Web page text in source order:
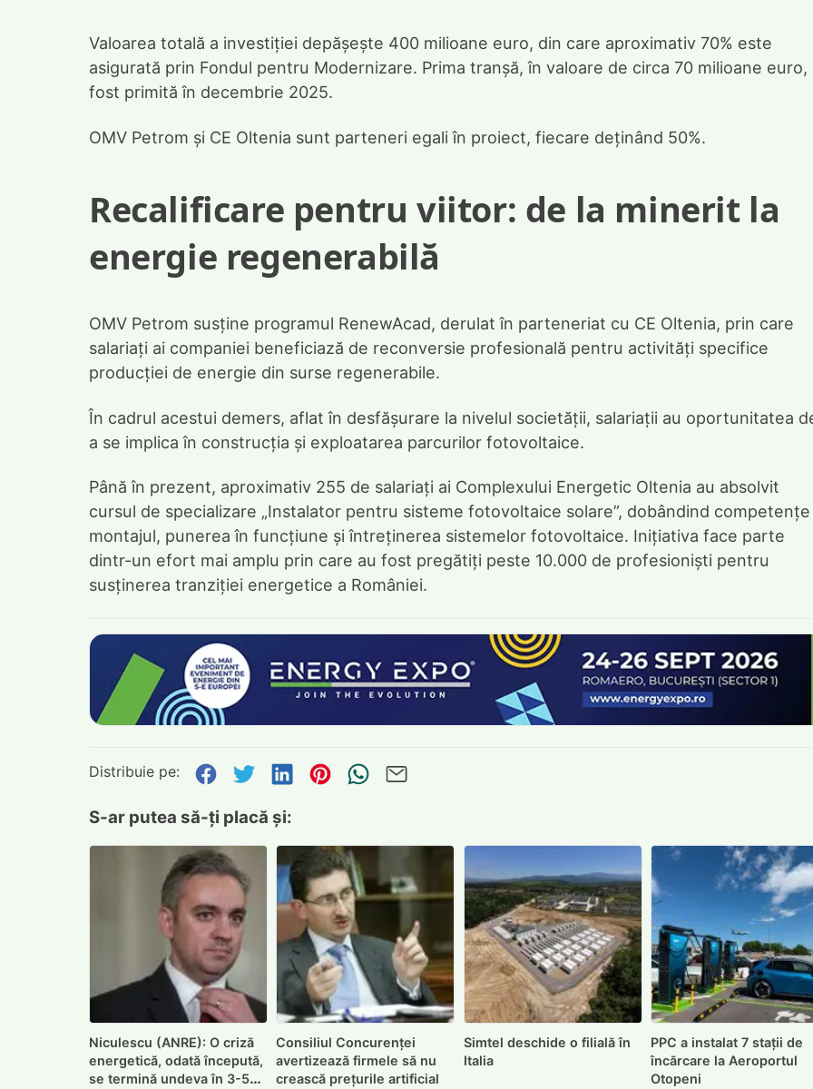
Valoarea totală a investiției depășește 400 milioane euro, din care aproximativ 70% este
asigurată prin Fondul pentru Modernizare. Prima tranșă, în valoare de circa 70 milioane euro,
fost primită în decembrie 2025.
OMV Petrom și CE Oltenia sunt parteneri egali în proiect, fiecare deținând 50%.
Recalificare pentru viitor: de la minerit la
energie regenerabilă
OMV Petrom susține programul RenewAcad, derulat în parteneriat cu CE Oltenia, prin care
salariați ai companiei beneficiază de reconversie profesională pentru activități specifice
producției de energie din surse regenerabile.
În cadrul acestui demers, aflat în desfășurare la nivelul societății, salariații au oportunitatea
a se implica în construcția și exploatarea parcurilor fotovoltaice.
Până în prezent, aproximativ 255 de salariați ai Complexului Energetic Oltenia au absolvit
cursul de specializare „Instalator pentru sisteme fotovoltaice solare”, dobândind
montajul, punerea în funcțiune și întreținerea sistemelor fotovoltaice. Inițiativa face parte
dintr-un efort mai amplu prin care au fost pregătiți peste 10.000 de profesioniști pentru
susținerea tranziției energetice a României.
Distribuie pe: Distribuie pe Facebook
Distribuie pe Twitter
Distribuie pe LinkedIn
Distribuie pe Pinterest
Trimite prin whatsapp
S-ar putea să-ți placă și:
Niculescu (ANRE): O criză
energetică, odată începută,
se termină undeva în 3-5
Consiliul Concurenței
avertizează firmele să nu
crească prețurile artificial
Simtel deschide o filială în
Italia
PPC a instalat 7 stații de
încărcare la Aeroportul
Otopeni